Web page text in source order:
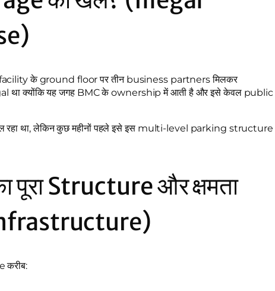
facility के ground floor पर तीन business partners मिलकर
था क्योंकि यह जगह BMC के ownership में आती है और इसे केवल public
रहा था, लेकिन कुछ महीनों पहले इसे इस multi-level parking structure
Structure और क्षमता